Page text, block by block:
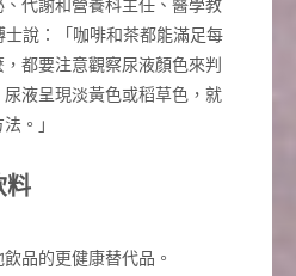
代謝和營養科主任、醫學教
說：「咖啡和茶都能滿足每
都要注意觀察尿液顏色來判
液呈現淡黃色或稻草色，就
。」
料
品的更健康替代品。